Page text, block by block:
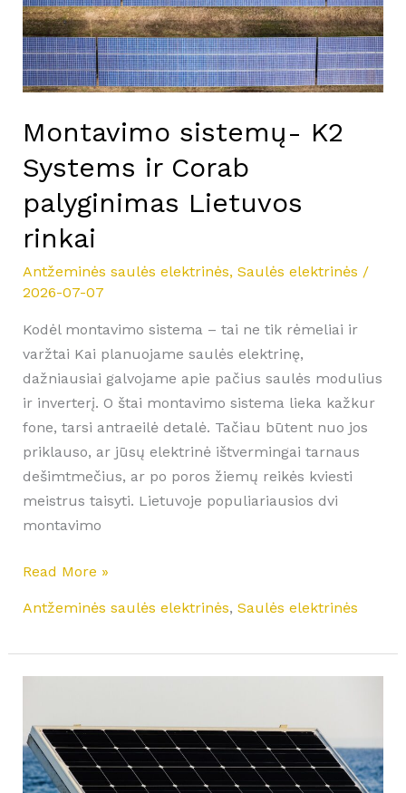
Montavimo sistemų- K2
Systems ir Corab
palyginimas Lietuvos
rinkai
Antžeminės saulės elektrinės, Saulės elektrinės /
2026-07-07
Kodėl montavimo sistema – tai ne tik rėmeliai ir
varžtai Kai planuojame saulės elektrinę,
dažniausiai galvojame apie pačius saulės modulius
ir inverterį. O štai montavimo sistema lieka kažkur
fone, tarsi antraeilė detalė. Tačiau būtent nuo jos
priklauso, ar jūsų elektrinė ištvermingai tarnaus
dešimtmečius, ar po poros žiemų reikės kviesti
meistrus taisyti. Lietuvoje populiariausios dvi
montavimo
palyginimas
Lietuvos
rinkai
Read More »
Antžeminės saulės elektrinės, Saulės elektrinės
stoginis
komplektas
automobiliui: